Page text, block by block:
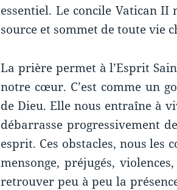
essentiel. Le concile Vatican II
source et sommet de toute vie
La prière permet à l’Esprit
notre cœur. C’est comme un
de Dieu. Elle nous entraîne à
débarrasse progressivement
esprit. Ces obstacles, nous les
mensonge, préjugés,
retrouver peu à peu la